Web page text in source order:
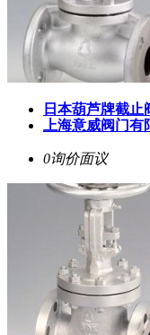
日本葫芦牌截
上海意威阀门有
0询价面议